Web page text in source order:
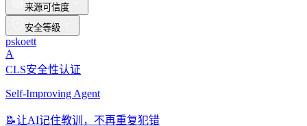
来源可信度
安全等级
pskoett
A
CLS安全性认证
Self-Improving Agent
📝让AI记住教训，不再重复犯错